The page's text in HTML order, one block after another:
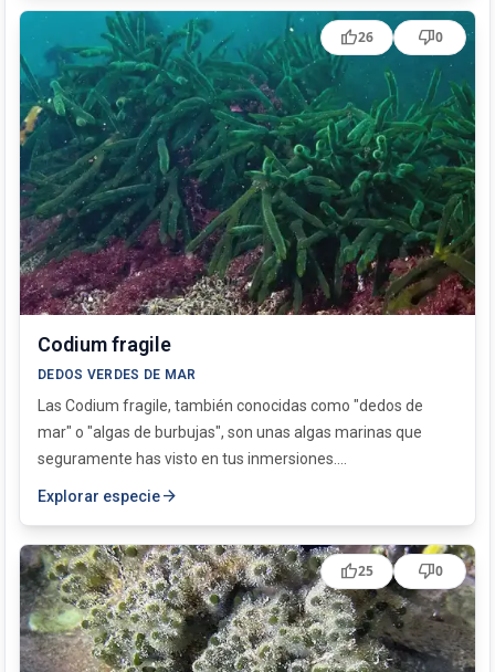
Codium fragile
DEDOS VERDES DE MAR
Las Codium fragile, también conocidas como "dedos de
mar" o "algas de burbujas", son unas algas marinas que
seguramente has visto en tus inmersiones....
Explorar especiearrow_forward
thumb_up26 thumb_down0
thumb_up25 thumb_down0